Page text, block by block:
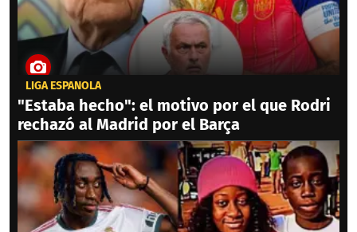
LIGA ESPAÑOLA
"Estaba hecho": el motivo por el que Rodri
rechazó al Madrid por el Barça